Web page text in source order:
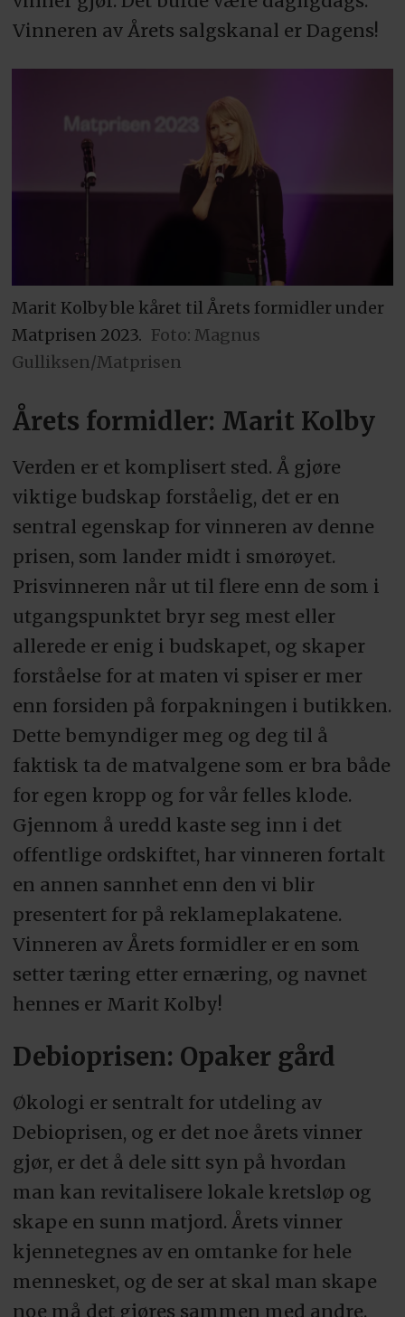
Vinneren av Årets salgskanal er Dagens!
Marit Kolby ble kåret til Årets formidler under
Matprisen 2023. Foto: Magnus
Gulliksen/Matprisen
Årets formidler: Marit Kolby
Verden er et komplisert sted. Å gjøre
viktige budskap forståelig, det er en
sentral egenskap for vinneren av denne
prisen, som lander midt i smørøyet.
Prisvinneren når ut til flere enn de som i
utgangspunktet bryr seg mest eller
allerede er enig i budskapet, og skaper
forståelse for at maten vi spiser er mer
enn forsiden på forpakningen i butikken.
Dette bemyndiger meg og deg til å
faktisk ta de matvalgene som er bra både
for egen kropp og for vår felles klode.
Gjennom å uredd kaste seg inn i det
offentlige ordskiftet, har vinneren fortalt
en annen sannhet enn den vi blir
presentert for på reklameplakatene.
Vinneren av Årets formidler er en som
setter tæring etter ernæring, og navnet
hennes er Marit Kolby!
Debioprisen: Opaker gård
Økologi er sentralt for utdeling av
Debioprisen, og er det noe årets vinner
gjør, er det å dele sitt syn på hvordan
man kan revitalisere lokale kretsløp og
skape en sunn matjord. Årets vinner
kjennetegnes av en omtanke for hele
mennesket, og de ser at skal man skape
noe må det gjøres sammen med andre.